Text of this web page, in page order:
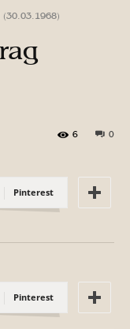
(30.03.1968)
0
6
Pinterest
Pinterest